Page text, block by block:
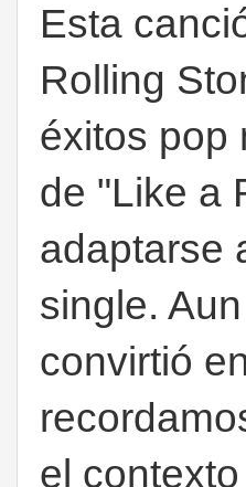
Esta
Rolling
éxitos pop
de "Like a
adaptarse
single.
convirtió
el